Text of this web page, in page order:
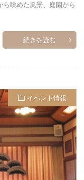
眺めた風景、庭園から
続きを読む
イベント情報